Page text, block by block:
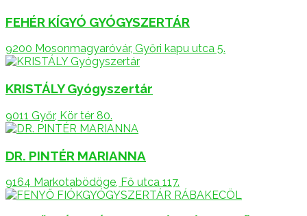
FEHÉR KÍGYÓ GYÓGYSZERTÁR
9200 Mosonmagyaróvár, Győri kapu utca 5.
KRISTÁLY Gyógyszertár
9011 Győr, Kör tér 80.
DR. PINTÉR MARIANNA
9164 Markotabödöge, Fő utca 117.